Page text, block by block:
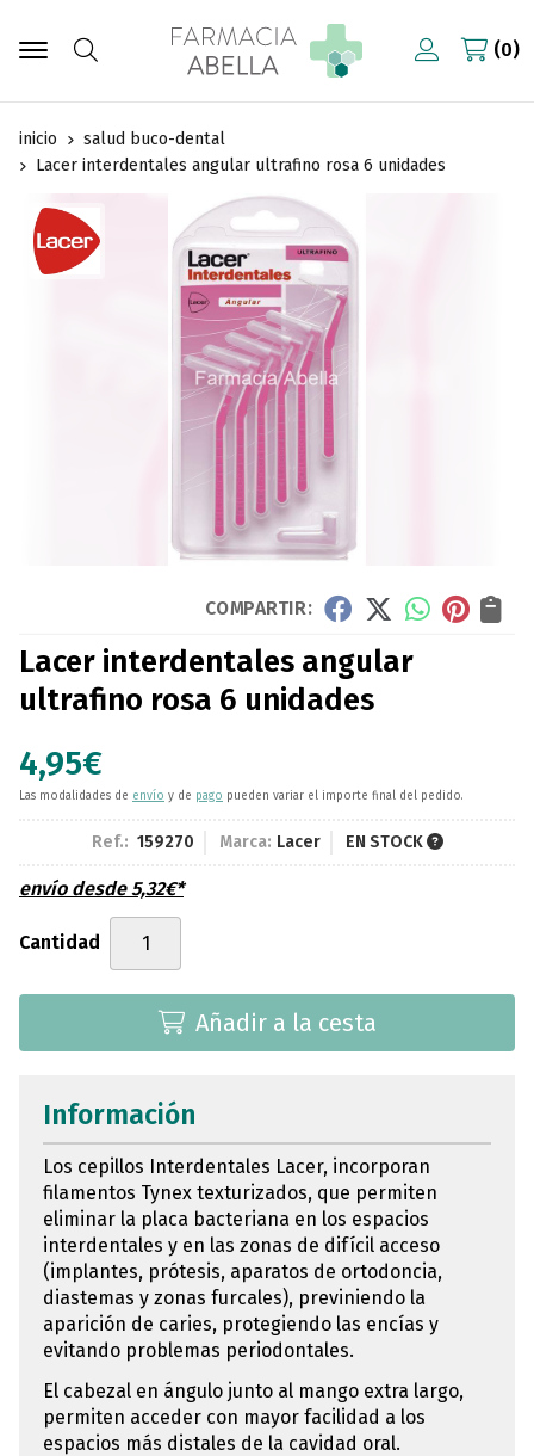
Buscar
0
inicio
salud buco-dental
Lacer interdentales angular ultrafino rosa 6 unidades
COMPARTIR:
Lacer interdentales angular
ultrafino rosa 6 unidades
4,95€
Las modalidades de envío y de pago pueden variar el importe final del pedido.
Ref.: 159270 Marca: Lacer EN STOCK
envío desde5,32€*
Cantidad
Añadir a la cesta
Información
Los cepillos Interdentales Lacer, incorporan
filamentos Tynex texturizados, que permiten
eliminar la placa bacteriana en los espacios
interdentales y en las zonas de difícil acceso
(implantes, prótesis, aparatos de ortodoncia,
diastemas y zonas furcales), previniendo la
aparición de caries, protegiendo las encías y
evitando problemas periodontales.
El cabezal en ángulo junto al mango extra largo,
permiten acceder con mayor facilidad a los
espacios más distales de la cavidad oral.